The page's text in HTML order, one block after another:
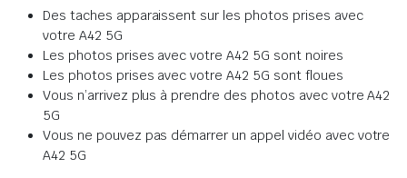
Des taches apparaissent sur les photos prises avec
votre A42 5G
Les photos prises avec votre A42 5G sont noires
Les photos prises avec votre A42 5G sont floues
Vous n’arrivez plus à prendre des photos avec votre A42
5G
Vous ne pouvez pas démarrer un appel vidéo avec votre
A42 5G